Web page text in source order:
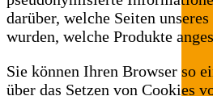
darüber, welche Seiten
wurden, welche Produkte
Sie können Ihren Browser so
über das Setzen von Cookies